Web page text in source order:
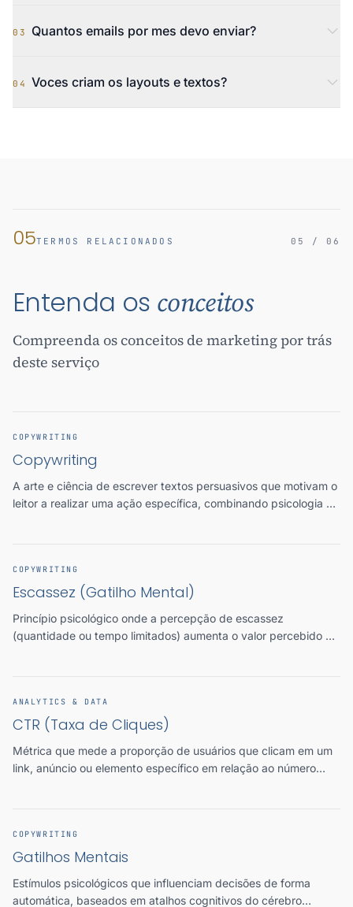
03 Quantos emails por mes devo enviar?
04 Voces criam os layouts e textos?
05TERMOS RELACIONADOS 05 / 06
Entenda os conceitos
Compreenda os conceitos de marketing por trás
deste serviço
COPYWRITING
Copywriting
A arte e ciência de escrever textos persuasivos que motivam o
leitor a realizar uma ação específica, combinando psicologia do
COPYWRITING
Escassez (Gatilho Mental)
Princípio psicológico onde a percepção de escassez
(quantidade ou tempo limitados) aumenta o valor percebido de
ANALYTICS & DATA
CTR (Taxa de Cliques)
Métrica que mede a proporção de usuários que clicam em um
link, anúncio ou elemento específico em relação ao número
COPYWRITING
Gatilhos Mentais
Estímulos psicológicos que influenciam decisões de forma
automática, baseados em atalhos cognitivos do cérebro